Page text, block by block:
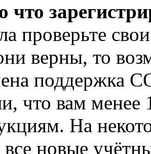
что
проверьте
верны, то
поддержка
что вам
На
новые